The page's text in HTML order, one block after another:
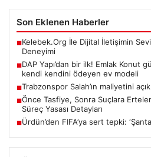
Son Eklenen Haberler
■Kelebek.Org İle Dijital İletişimin
Deneyimi
■DAP Yapı’dan bir ilk! Emlak Konut
kendi kendini ödeyen ev modeli
■Trabzonspor Salah’ın maliyetini
■Önce Tasfiye, Sonra Suçlara
Süreç Yasası Detayları
■Ürdün’den FIFA’ya sert tepki: